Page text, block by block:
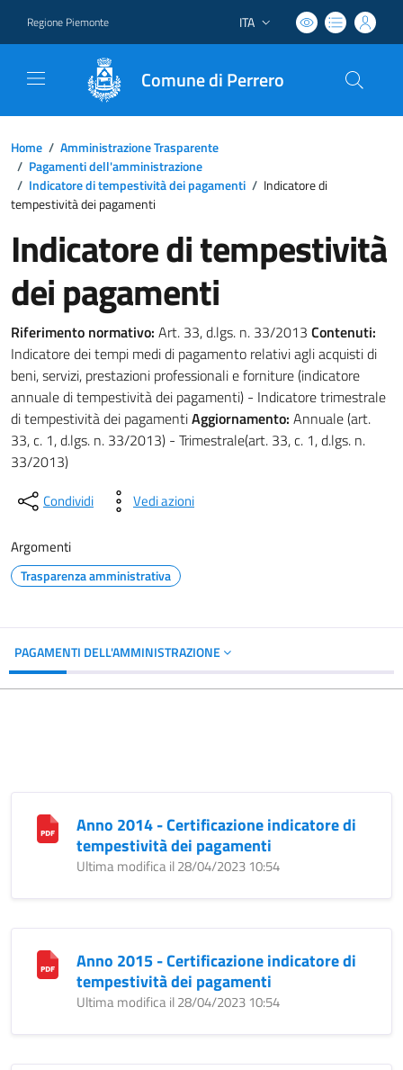
Regione Piemonte Lingua attiva:
ITA
Comune di Perrero
Home / Amministrazione Trasparente
/ Pagamenti dell'amministrazione
/ Indicatore di tempestività dei pagamenti / Indicatore di
tempestività dei pagamenti
Indicatore di tempestività
dei pagamenti
Riferimento normativo: Art. 33, d.lgs. n. 33/2013 Contenuti:
Indicatore dei tempi medi di pagamento relativi agli acquisti di
beni, servizi, prestazioni professionali e forniture (indicatore
annuale di tempestività dei pagamenti) - Indicatore trimestrale
di tempestività dei pagamentiAggiornamento: Annuale (art.
33, c. 1, d.lgs. n. 33/2013) - Trimestrale(art. 33, c. 1, d.lgs. n.
33/2013)
Condividi Vedi azioni
Argomenti
Trasparenza amministrativa
PAGAMENTI DELL'AMMINISTRAZIONE
Anno 2014 - Certificazione indicatore di
tempestività dei pagamenti
Ultima modifica il 28/04/2023 10:54
Anno 2015 - Certificazione indicatore di
tempestività dei pagamenti
Ultima modifica il 28/04/2023 10:54